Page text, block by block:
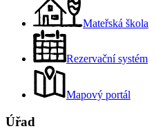
Mateřská škola
Rezervační systém
Mapový portál
Úřad